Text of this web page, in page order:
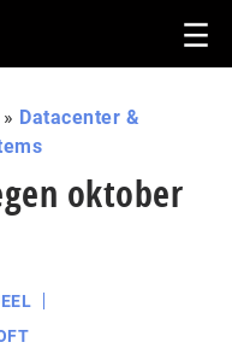
» Datacenter &
oktober